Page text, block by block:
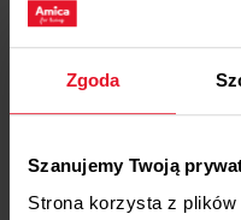
Zgoda
Szanujemy Twoją
Strona korzysta z plików
Plikido